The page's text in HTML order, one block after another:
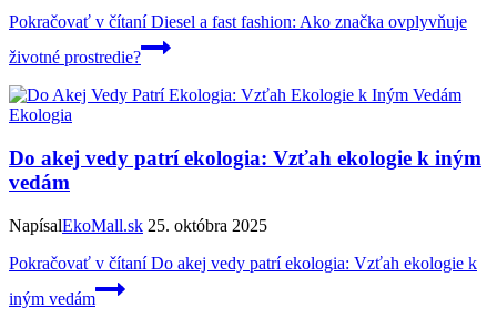
Pokračovať v čítaníDiesel a fast fashion: Ako značka ovplyvňuje
životné prostredie?
Ekologia
Do akej vedy patrí ekologia: Vzťah ekologie k iným
vedám
NapísalEkoMall.sk 25. októbra 2025
Pokračovať v čítaníDo akej vedy patrí ekologia: Vzťah ekologie k
iným vedám